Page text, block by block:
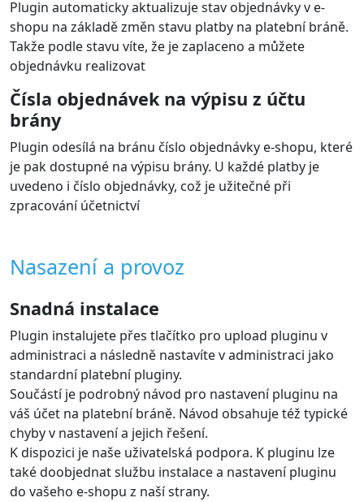
Plugin automaticky aktualizuje stav objednávky v e-
shopu na základě změn stavu platby na platební bráně.
Takže podle stavu víte, že je zaplaceno a můžete
objednávku realizovat
Čísla objednávek na výpisu z účtu
brány
Plugin odesílá na bránu číslo objednávky e-shopu, které
je pak dostupné na výpisu brány. U každé platby je
uvedeno i číslo objednávky, což je užitečné při
zpracování účetnictví
Nasazení a provoz
Snadná instalace
Plugin instalujete přes tlačítko pro upload pluginu v
administraci a následně nastavíte v administraci jako
standardní platební pluginy.
Součástí je podrobný návod pro nastavení pluginu na
váš účet na platební bráně. Návod obsahuje též typické
chyby v nastavení a jejich řešení.
K dispozici je naše uživatelská podpora. K pluginu lze
také doobjednat službu instalace a nastavení pluginu
do vašeho e-shopu z naší strany.